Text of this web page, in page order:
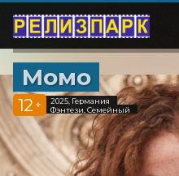
Момо
12 +
2025, Германия
Фэнтези, Семейный